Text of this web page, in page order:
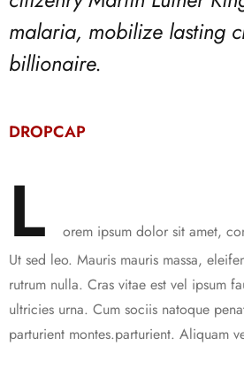
malaria, mobilize lasting
billionaire.
DROPCAP
L
orem ipsum dolor sit amet,
Ut sed leo. Mauris mauris massa,
rutrum nulla. Cras vitae est vel ipsum
ultricies urna. Cum sociis natoque
parturient montes.parturient. Aliquam